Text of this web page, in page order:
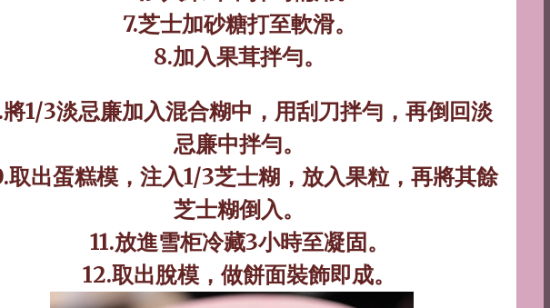
7.芝士加砂糖打至軟滑。
8.加入果茸拌勻。
將1/3淡忌廉加入混合糊中，用刮刀拌勻，再倒回淡
忌廉中拌勻。
取出蛋糕模，注入1/3芝士糊，放入果粒，再將其餘
芝士糊倒入。
11.放進雪柜冷藏3小時至凝固。
12.取出脫模，做餅面裝飾即成。